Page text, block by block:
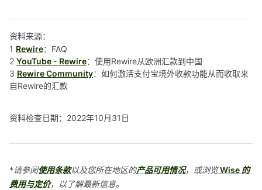
资料来源：
1 Rewire：FAQ
2 YouTube - Rewire：使用Rewire从欧洲汇款到中国
3 Rewire Community：如何激活支付宝境外收款功能从而收取来
自Rewire的汇款
资料检查日期：2022年10月31日
*请参阅使用条款以及您所在地区的产品可用情况，或浏览Wise 的
费用与定价，以了解最新信息。